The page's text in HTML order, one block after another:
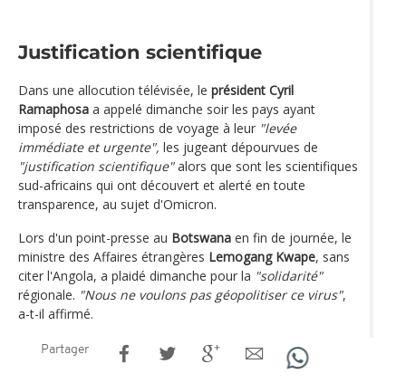
Justification scientifique
Dans une allocution télévisée, le président Cyril
Ramaphosa a appelé dimanche soir les pays ayant
imposé des restrictions de voyage à leur "levée
immédiate et urgente", les jugeant dépourvues de
"justification scientifique"alors que sont les scientifiques
sud-africains qui ont découvert et alerté en toute
transparence, au sujet d'Omicron.
Lors d'un point-presse au Botswana en fin de journée, le
ministre des Affaires étrangères Lemogang Kwape, sans
citer l'Angola, a plaidé dimanche pour la "solidarité"
régionale. "Nous ne voulons pas géopolitiser ce virus",
a-t-il affirmé.
Partager